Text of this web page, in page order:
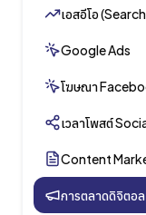
เอสอีโอ
Google Ads
โฆษณา
เวลาโพสต์
Content
การตลาดดิจิตอล